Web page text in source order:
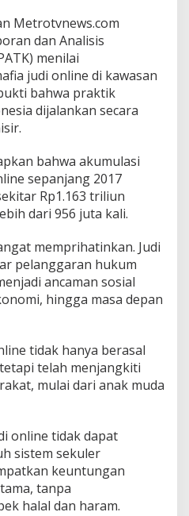
Metrotvnews.com
dan Analisis
menilai
judi online di kawasan
bahwa praktik
dijalankan secara
bahwa akumulasi
sepanjang 2017
Rp1.163 triliun
dari 956 juta kali.
memprihatinkan. Judi
pelanggaran hukum
ancaman sosial
hingga masa depan
tidak hanya berasal
telah menjangkiti
mulai dari anak muda
online tidak dapat
sistem sekuler
keuntungan
tanpa
halal dan haram.